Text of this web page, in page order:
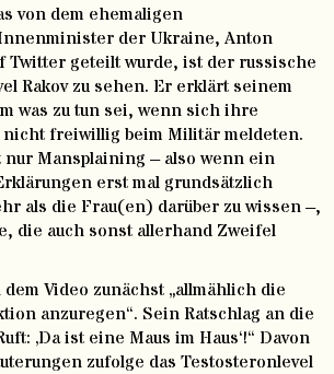
von dem ehemaligen
der Ukraine, Anton
Twitter geteilt wurde, ist der russische
Rakov zu sehen. Er erklärt seinem
was zu tun sei, wenn sich ihre
nicht freiwillig beim Militär meldeten.
Mansplaining – also wenn ein
erst mal grundsätzlich
als die Frau(en) darüber zu wissen –,
die auch sonst allerhand Zweifel
Video zunächst „allmählich die
anzuregen“. Sein Ratschlag an die
‚Da ist eine Maus im Haus‘!“ Davon
zufolge das Testosteronlevel